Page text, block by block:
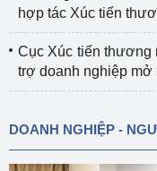
hợp tác Xúc tiến
Cục Xúc tiến thương
trợ doanh nghiệp mở
DOANH NGHIỆP -